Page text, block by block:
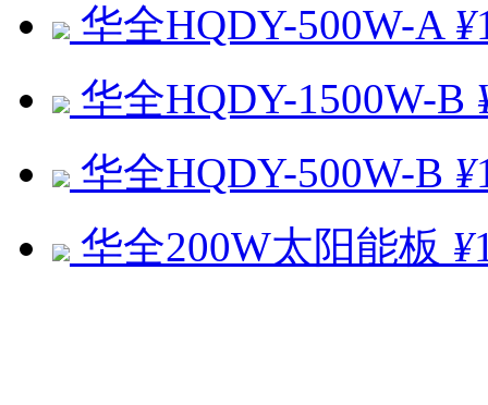
华全HQDY-500W-A ¥
华全HQDY-1500W-B
华全HQDY-500W-B ¥
华全200W太阳能板 ¥